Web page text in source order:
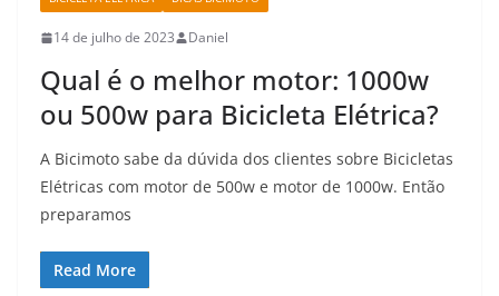
14 de julho de 2023 Daniel
Qual é o melhor motor: 1000w
ou 500w para Bicicleta Elétrica?
A Bicimoto sabe da dúvida dos clientes sobre Bicicletas
Elétricas com motor de 500w e motor de 1000w. Então
preparamos
Read More